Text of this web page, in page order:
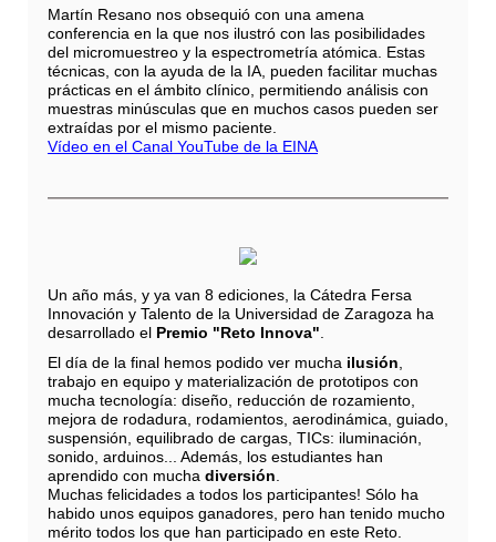
Martín Resano nos obsequió con una amena
conferencia en la que nos ilustró con las posibilidades
del micromuestreo y la espectrometría atómica. Estas
técnicas, con la ayuda de la IA, pueden facilitar muchas
prácticas en el ámbito clínico, permitiendo análisis con
muestras minúsculas que en muchos casos pueden ser
extraídas por el mismo paciente.
Vídeo en el Canal YouTube de la EINA
Un año más, y ya van 8 ediciones, la Cátedra Fersa
Innovación y Talento de la Universidad de Zaragoza ha
desarrollado el Premio "Reto Innova"
El día de la final hemos podido ver mucha ilusión
trabajo en equipo y materialización de prototipos con
mucha tecnología: diseño, reducción de rozamiento,
mejora de rodadura, rodamientos, aerodinámica, guiado,
suspensión, equilibrado de cargas, TICs: iluminación,
sonido, arduinos... Además, los estudiantes han
aprendido con mucha diversión
Muchas felicidades a todos los participantes! Sólo ha
habido unos equipos ganadores, pero han tenido mucho
mérito todos los que han participado en este Reto.